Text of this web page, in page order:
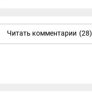
Читать комментарии (28)